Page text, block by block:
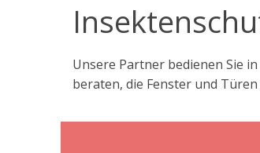
Unsere Partner bedienen Sie
beraten, die Fenster und